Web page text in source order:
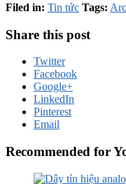
Filed in: Tin tức Tags:
Share this post
Twitter
Facebook
Google+
LinkedIn
Pinterest
Email
Recommended for